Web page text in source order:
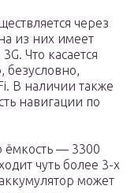
через
из них имеет
Что касается
безусловно,
В наличии также
навигации по
— 3300
чуть более 3-х
может